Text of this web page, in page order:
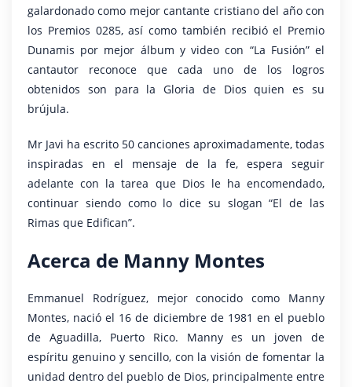
galardonado como mejor cantante cristiano del año con
los Premios 0285, así como también recibió el Premio
Dunamis por mejor álbum y video con “La Fusión” el
cantautor reconoce que cada uno de los logros
obtenidos son para la Gloria de Dios quien es su
brújula.
Mr Javi ha escrito 50 canciones aproximadamente, todas
inspiradas en el mensaje de la fe, espera seguir
adelante con la tarea que Dios le ha encomendado,
continuar siendo como lo dice su slogan “El de las
Rimas que Edifican”.
Acerca de Manny Montes
Emmanuel Rodríguez, mejor conocido como Manny
Montes, nació el 16 de diciembre de 1981 en el pueblo
de Aguadilla, Puerto Rico. Manny es un joven de
espíritu genuino y sencillo, con la visión de fomentar la
unidad dentro del pueblo de Dios, principalmente entre